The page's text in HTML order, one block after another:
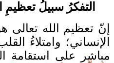
التفكرُ سبيلُ تعظيمِ
إنّ تعظيم الله
الإنساني؛ وامتلاءُ
مباشر على استقامة